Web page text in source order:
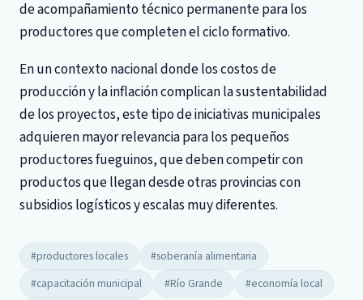
de acompañamiento técnico permanente para los
productores que completen el ciclo formativo.
En un contexto nacional donde los costos de
producción y la inflación complican la sustentabilidad
de los proyectos, este tipo de iniciativas municipales
adquieren mayor relevancia para los pequeños
productores fueguinos, que deben competir con
productos que llegan desde otras provincias con
subsidios logísticos y escalas muy diferentes.
#productores locales
#soberanía alimentaria
#capacitación municipal
#Río Grande
#economía local